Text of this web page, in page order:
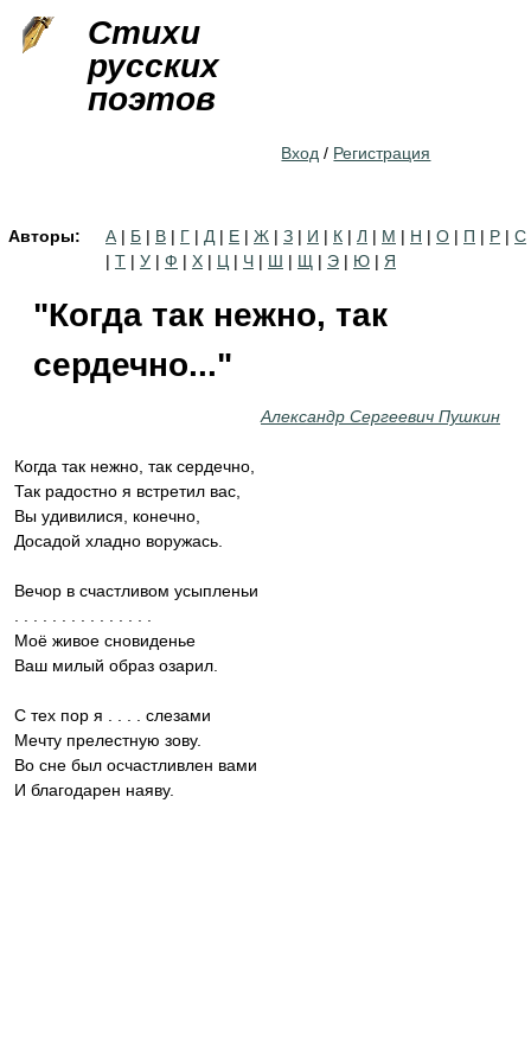
Стихи
русских
поэтов
Вход / Регистрация
Авторы: А | Б | В | Г | Д | Е | Ж | З | И | К | Л | М | Н | О | П | Р | С
| Т | У | Ф | Х | Ц | Ч | Ш | Щ | Э | Ю | Я
"Когда так нежно, так
сердечно..."
Александр Сергеевич Пушкин
Когда так нежно, так сердечно,
Так радостно я встретил вас,
Вы удивилися, конечно,
Досадой хладно воружась.
Вечор в счастливом усыпленьи
Моё живое сновиденье
Ваш милый образ озарил.
С тех пор я . . . . слезами
Мечту прелестную зову.
Во сне был осчастливлен вами
И благодарен наяву.